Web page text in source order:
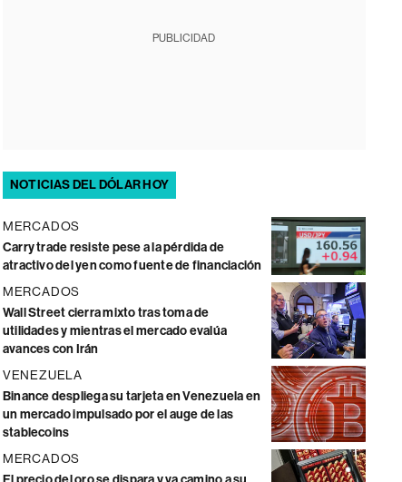
PUBLICIDAD
NOTICIAS DEL DÓLAR HOY
MERCADOS
Carry trade resiste pese a la pérdida de
atractivo del yen como fuente de financiación
MERCADOS
Wall Street cierra mixto tras toma de
utilidades y mientras el mercado evalúa
avances con Irán
VENEZUELA
Binance despliega su tarjeta en Venezuela en
un mercado impulsado por el auge de las
stablecoins
MERCADOS